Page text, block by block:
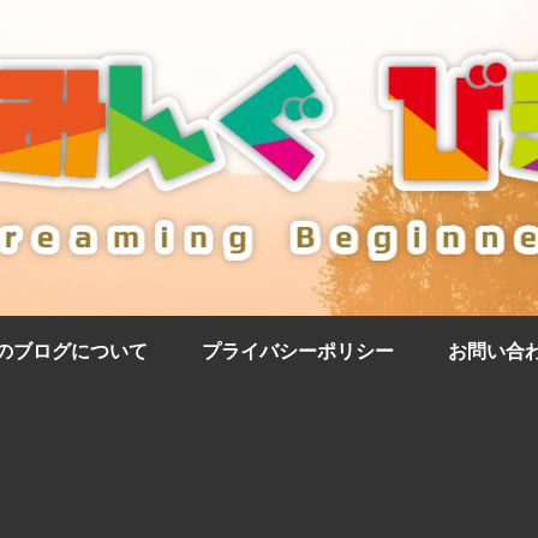
ブログについて プライバシーポリシー お問い合